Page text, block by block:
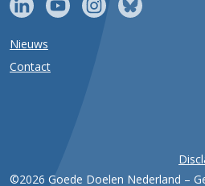
Nieuws
Contact
©2026 Goede Doelen Nederland –